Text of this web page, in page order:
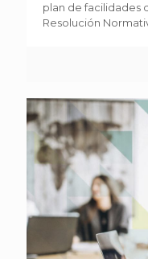
plan de facilidades
Resolución